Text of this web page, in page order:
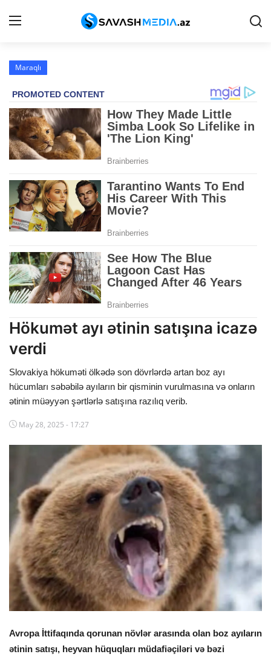
Haqqımızda
Peşə etikası
Reklam
Gündəm
Siyasət
Hadisə
Dünya
İdman
Kriminal
Mövqe
Maraqlı
Maraqlı
Hökumət ayı ətinin satışına icazə
verdi
Slovakiya hökuməti ölkədə son dövrlərdə artan boz ayı
hücumları səbəbilə ayıların bir qisminin vurulmasına və onların
ətinin müəyyən şərtlərlə satışına razılıq verib.
May 28, 2025 - 17:27
Avropa İttifaqında qorunan növlər arasında olan boz ayıların
ətinin satışı, heyvan hüquqları müdafiəçiləri və bəzi